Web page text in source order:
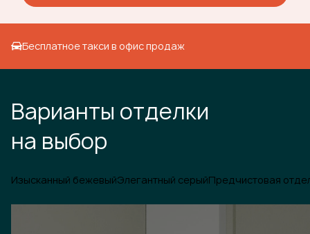
Бесплатное такси в офис продаж
Варианты отделки
на выбор
Изысканный бежевыйЭлегантный серыйПредчистовая